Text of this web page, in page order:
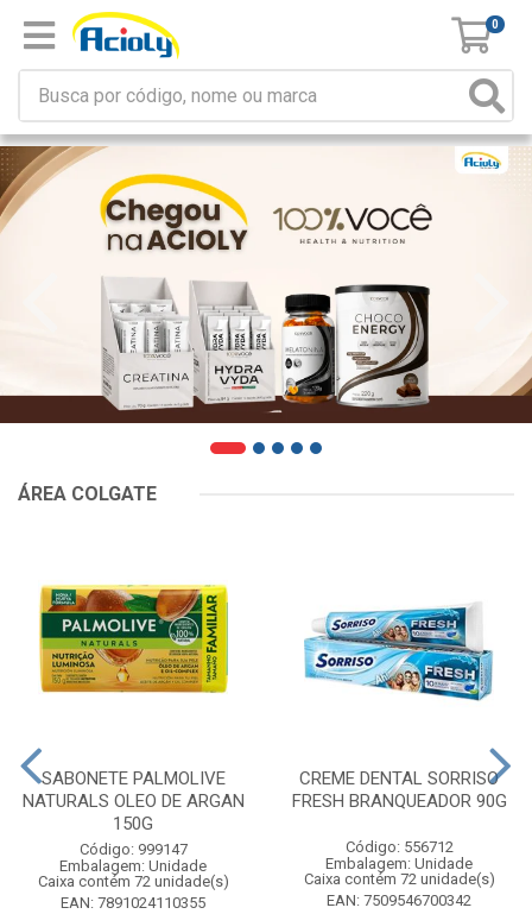
0
ÁREA COLGATE
SABONETE PALMOLIVE
NATURALS OLEO DE ARGAN
150G
Código: 999147
Embalagem: Unidade
Caixa contém 72 unidade(s)
EAN: 7891024110355
CREME DENTAL SORRISO
FRESH BRANQUEADOR 90G
Código: 556712
Embalagem: Unidade
Caixa contém 72 unidade(s)
EAN: 7509546700342